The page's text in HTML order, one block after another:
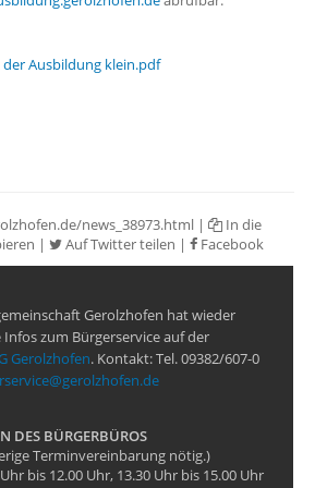
der Ausbildung klein.pdf
news_38973.html |
In die
| Auf Twitter teilen | Facebook
Gerolzhofen hat wieder
zum Bürgerservice auf der
Gerolzhofen. Kontakt: Tel. 09382/607-0
DES BÜRGERBÜROS
Terminvereinbarung nötig.)
bis 12.00 Uhr, 13.30 Uhr bis 15.00 Uhr